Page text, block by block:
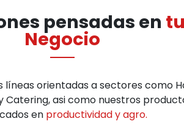
pensadas en
Negocio
líneas orientadas a sectores como
Catering, asi como nuestros
en productividad y agro.